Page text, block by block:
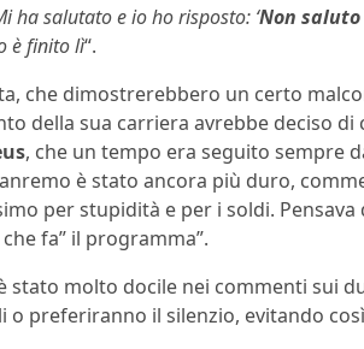
ha salutato e io ho risposto: ‘Non
è finito lì“.
che dimostrerebbero un certo
della sua carriera avrebbe deciso di
, che un tempo era seguito sempre
è stato ancora più duro,
per stupidità e per i soldi.
fa” il programma”.
stato molto docile nei commenti sui
o preferiranno il silenzio, evitando